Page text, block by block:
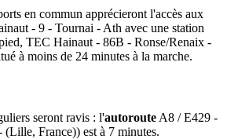
en commun apprécieront l'accès aux
- 9 - Tournai - Ath avec une station
TEC Hainaut - 86B - Ronse/Renaix -
à moins de 24 minutes à la marche.
seront ravis : l'autoroute A8 / E429 -
France)) est à 7 minutes.